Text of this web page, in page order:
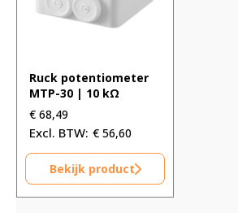
Ruck potentiometer
MTP-30 | 10 kΩ
€ 68,49
€ 56,60
Bekijk product